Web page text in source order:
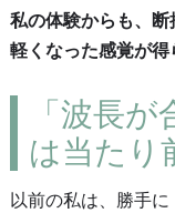
私の体験からも、断
軽くなった感覚が
「波長
は当たり
以前の私は、勝手